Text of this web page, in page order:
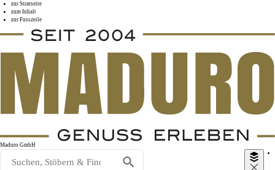
zur Stratseite
zum Inhalt
zur Fusszeile
Maduro GmbH